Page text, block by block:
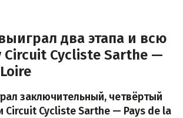
два этапа и всю
Circuit Cycliste Sarthe —
заключительный, четвёртый
Circuit Cycliste Sarthe — Pays de la